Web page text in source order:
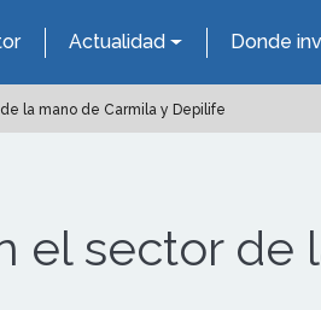
Actualidad Donde
la mano de Carmila y Depilife
el sector de